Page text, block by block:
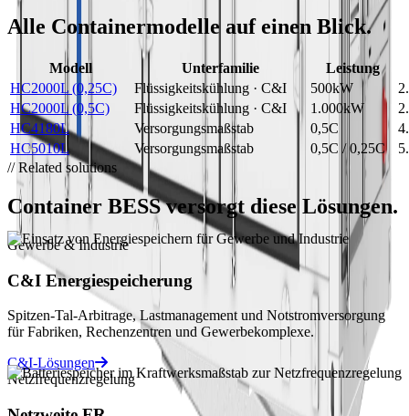
Alle Containermodelle auf einen Blick.
Modell Unterfamilie
Leistung
HC2000L (0,25C)
Flüssigkeitskühlung · C&I 500kW
HC2000L (0,5C)
Flüssigkeitskühlung · C&I 1.000kW
HC4180L
Versorgungsmaßstab 0,5C
HC5010L
Versorgungsmaßstab 0,5C / 0,25C
// Related solutions
Container BESS versorgt diese Lösungen.
Gewerbe & Industrie
C&I Energiespeicherung
Spitzen-Tal-Arbitrage, Lastmanagement und Notstromversorgung
für Fabriken, Rechenzentren und Gewerbekomplexe.
C&I-Lösungen
Netzfrequenzregelung